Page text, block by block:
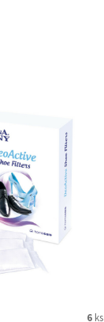
6ks